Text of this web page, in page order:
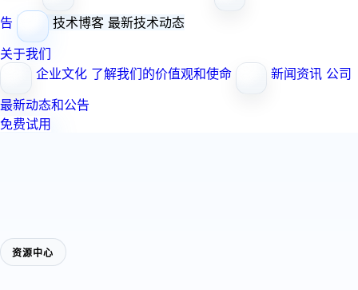
告
技术博客 最新技术动态
关于我们
企业文化 了解我们的价值观和使命 新闻资讯 公司
最新动态和公告
免费试用
资源中心